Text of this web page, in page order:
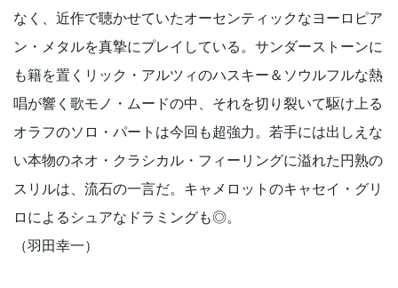
なく、近作で聴かせていたオーセンティックなヨーロピア
ン・メタルを真摯にプレイしている。サンダーストーンに
も籍を置くリック・アルツィのハスキー＆ソウルフルな熱
唱が響く歌モノ・ムードの中、それを切り裂いて駆け上る
オラフのソロ・パートは今回も超強力。若手には出しえな
い本物のネオ・クラシカル・フィーリングに溢れた円熟の
スリルは、流石の一言だ。キャメロットのキャセイ・グリ
ロによるシュアなドラミングも◎。
（羽田幸一）